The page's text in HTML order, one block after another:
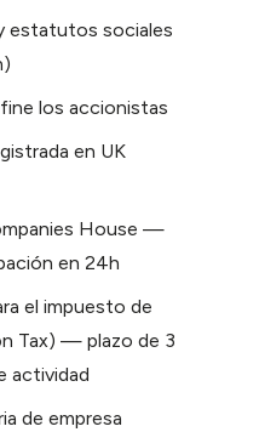
estatutos sociales
los accionistas
en UK
House —
en 24h
el impuesto de
Tax) — plazo de 3
actividad
de empresa